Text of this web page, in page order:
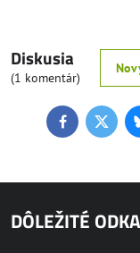
Diskusia
(1 komentár)
FacebookTwitter
DÔLEŽITÉ